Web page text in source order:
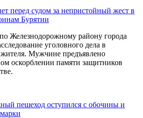
перед судом за непристойный жест в
Бурятии
Железнодорожному району города
уголовного дела в
Мужчине предъявлено
оскорблении памяти защитников
пешеход оступился с обочины и